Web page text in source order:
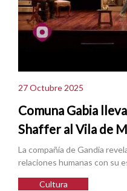
27 Octubre 2025
Comuna Gabia
Shaffer al Vila de
La compañía de Gandia
relaciones humanas con su
Cultura